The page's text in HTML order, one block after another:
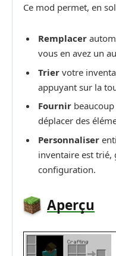
Ce mod permet, en
Remplacer
vous en avez un
Trier votre
appuyant sur la
Fournir
déplacer des
Personnaliser
inventaire est trié,
configuration.
Aperçu